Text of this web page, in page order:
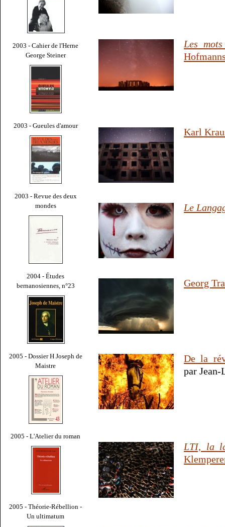
2003 - Cahier de l'Herne
George Steiner
2003 - Gueules d'amour
2003 - Revue des deux
mondes
2004 - Études
bernanosiennes, n°23
2005 - Dossier H Joseph de
Maistre
2005 - L'Atelier du roman
2005 - Théorie-Rébellion -
Un ultimatum
Les
Karl
Le
Georg
De la
par Jean-
LTI, la